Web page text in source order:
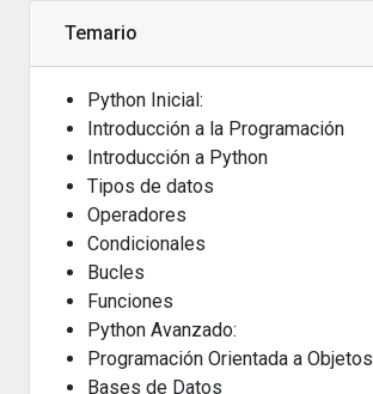
Temario
Python Inicial:
Introducción a la Programación
Introducción a Python
Tipos de datos
Operadores
Condicionales
Bucles
Funciones
Python Avanzado:
Programación Orientada a Objetos
Bases de Datos